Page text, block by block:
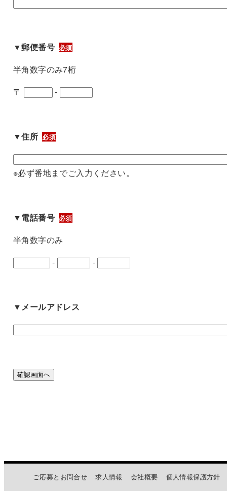
▼郵便番号 必須
半角数字のみ7桁
〒
-
▼住所 必須
※必ず番地までご入力ください。
▼電話番号 必須
半角数字のみ
-
-
▼メールアドレス
ご応募とお問合せ 求人情報 会社概要
個人情報保護方針